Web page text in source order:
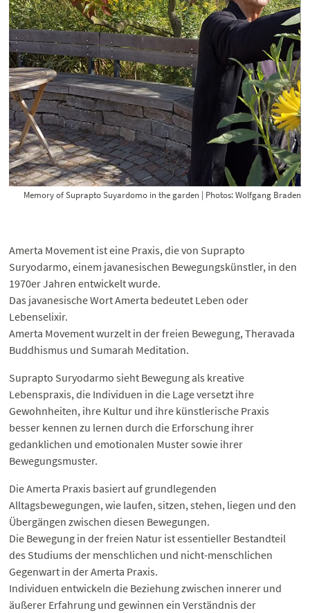
Memory of Suprapto Suyardomo in the garden | Photos: Wolfgang Braden
Amerta Movement ist eine Praxis, die von Suprapto
Suryodarmo, einem javanesischen Bewegungskünstler, in den
1970er Jahren entwickelt wurde.
Das javanesische Wort Amerta bedeutet Leben oder
Lebenselixir.
Amerta Movement wurzelt in der freien Bewegung, Theravada
Buddhismus und Sumarah Meditation.
Suprapto Suryodarmo sieht Bewegung als kreative
Lebenspraxis, die Individuen in die Lage versetzt ihre
Gewohnheiten, ihre Kultur und ihre künstlerische Praxis
besser kennen zu lernen durch die Erforschung ihrer
gedanklichen und emotionalen Muster sowie ihrer
Bewegungsmuster.
Die Amerta Praxis basiert auf grundlegenden
Alltagsbewegungen, wie laufen, sitzen, stehen, liegen und den
Übergängen zwischen diesen Bewegungen.
Die Bewegung in der freien Natur ist essentieller Bestandteil
des Studiums der menschlichen und nicht-menschlichen
Gegenwart in der Amerta Praxis.
Individuen entwickeln die Beziehung zwischen innerer und
äußerer Erfahrung und gewinnen ein Verständnis der